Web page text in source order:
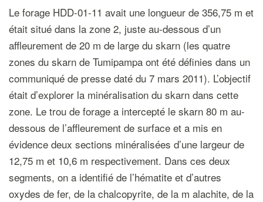
Le forage HDD-01-11 avait une longueur de 356,75 m et
était situé dans la zone 2, juste au-dessous d’un
affleurement de 20 m de large du skarn (les quatre
zones du skarn de Tumipampa ont été définies dans un
communiqué de presse daté du 7 mars 2011). L’objectif
était d’explorer la minéralisation du skarn dans cette
zone. Le trou de forage a intercepté le skarn 80 m au-
dessous de l’affleurement de surface et a mis en
évidence deux sections minéralisées d’une largeur de
12,75 m et 10,6 m respectivement. Dans ces deux
segments, on a identifié de l’hématite et d’autres
oxydes de fer, de la chalcopyrite, de la m alachite, de la